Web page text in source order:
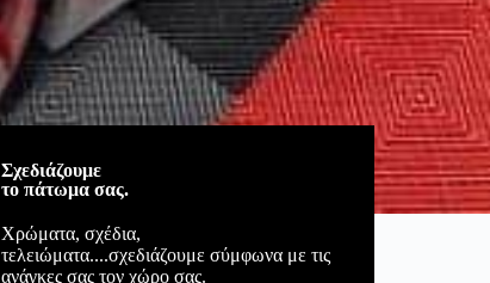
Σχεδιάζουμε
το πάτωμα σας.
Χρώματα, σχέδια,
τελειώματα....σχεδιάζουμε σύμφωνα με τις
ανάγκες σας τον χώρο σας.